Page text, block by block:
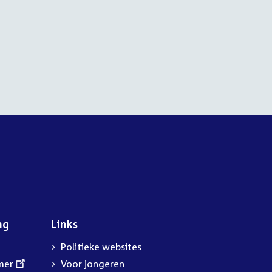
Links
Politieke websites
Voor jongeren